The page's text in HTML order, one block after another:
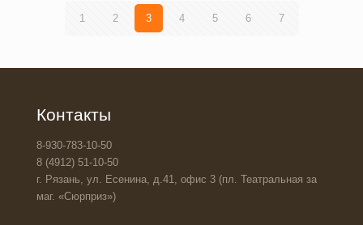
1 2 3 4 5 6 7
Контакты
8-930-783-10-50
8 (4912) 51-10-50
г. Рязань, ул. Есенина, д.41, офис 3 (пл. Театральная за
маг. «Сюрприз»)